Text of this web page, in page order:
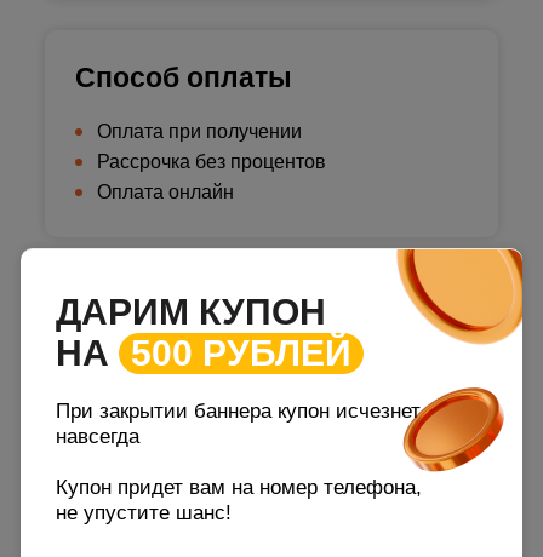
Способ оплаты
Оплата при получении
Рассрочка без процентов
Оплата онлайн
Доставка
ДАРИМ КУПОН
НА
500 РУБЛЕЙ
При закрытии баннера купон исчезнет
навсегда
Купон придет вам на номер телефона,
не упустите шанс!